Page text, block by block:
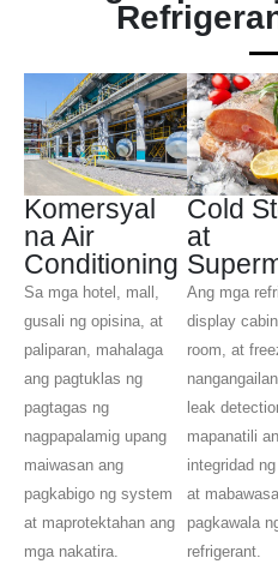
Komersyal
na Air
Conditioning
Sa mga hotel, mall,
gusali ng opisina, at
paliparan, mahalaga
ang pagtuklas ng
pagtagas ng
nagpapalamig upang
maiwasan ang
pagkabigo ng system
at maprotektahan ang
mga nakatira.
Cold
at
Ang mga
display
room, at
leak
mapanatili
integridad
at
pagkawala
refrigerant.